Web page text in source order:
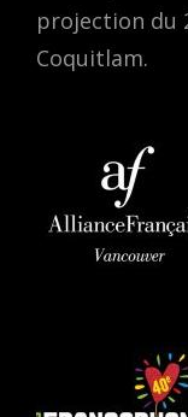
projection du
Coquitlam.